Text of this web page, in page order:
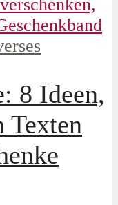
8 Ideen,
Texten